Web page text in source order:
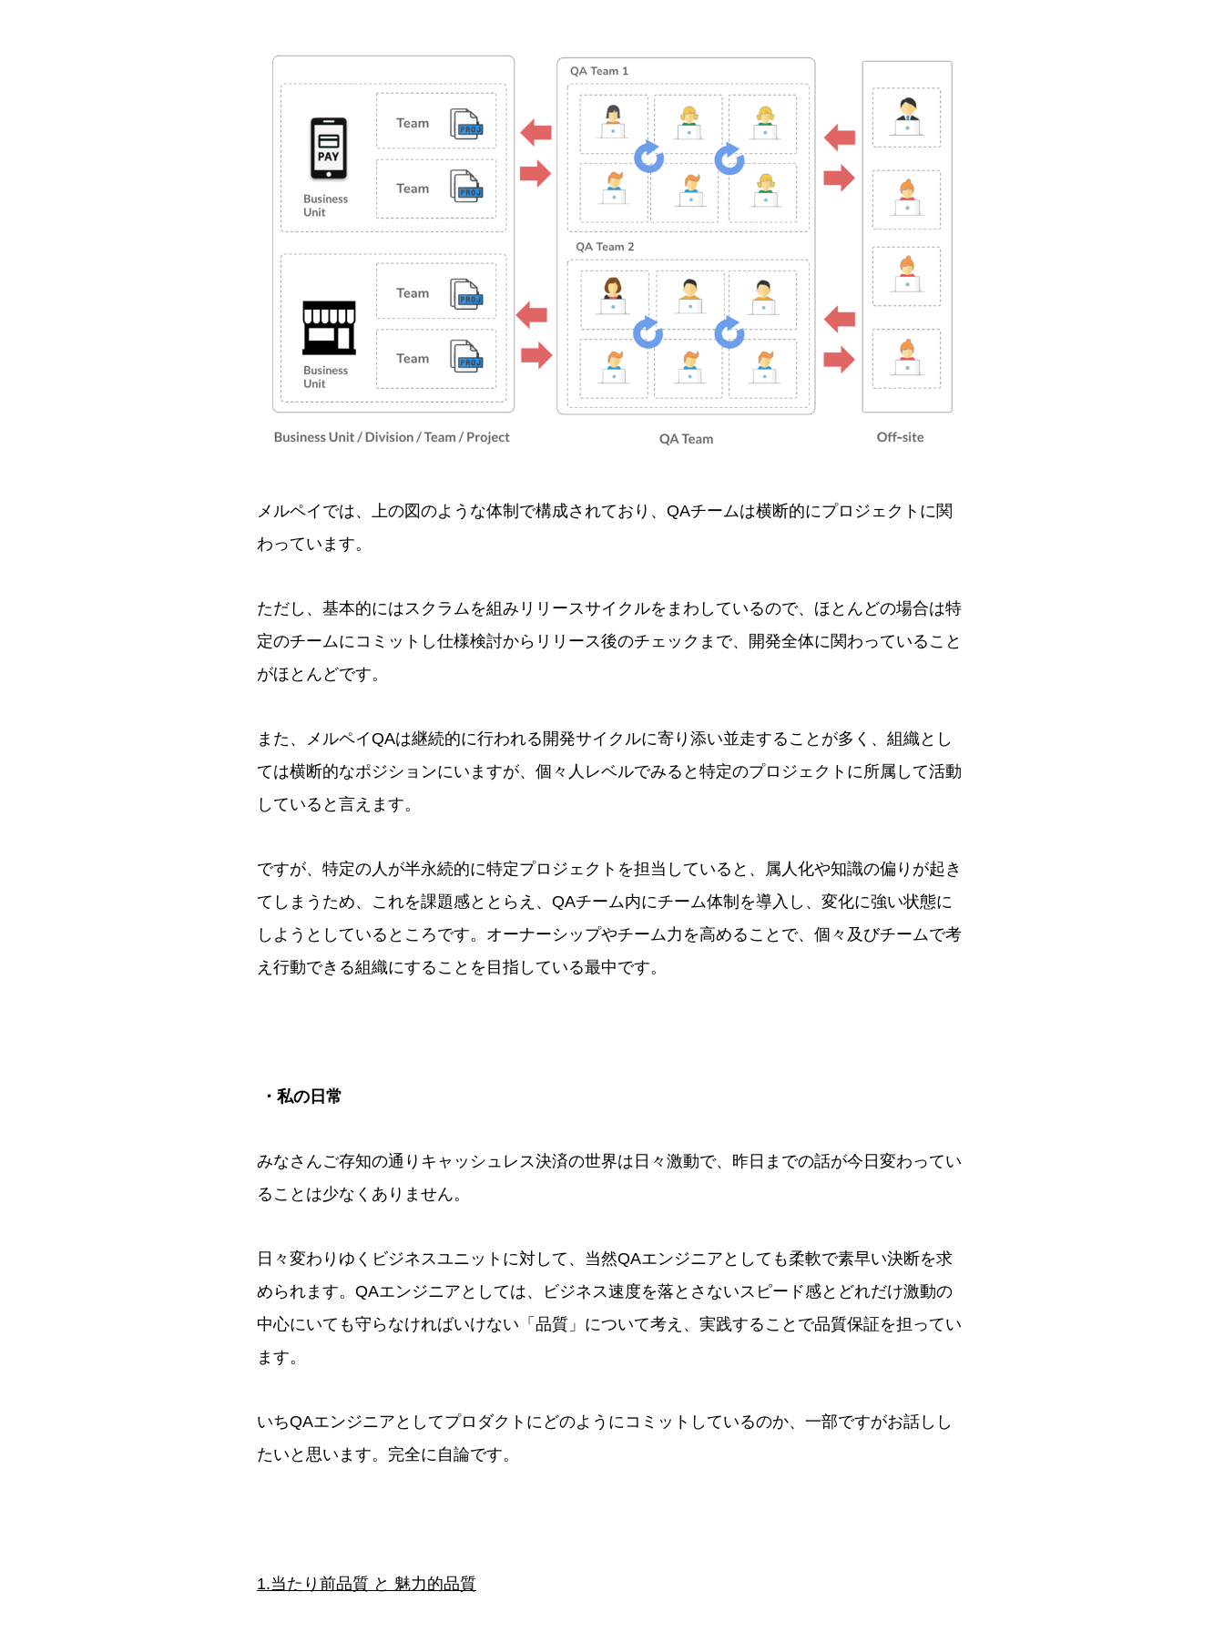
メルペイでは、上の図のような体制で構成されており、QAチームは横断的にプロジェクトに関
わっています。
ただし、基本的にはスクラムを組みリリースサイクルをまわしているので、ほとんどの場合は特
定のチームにコミットし仕様検討からリリース後のチェックまで、開発全体に関わっていること
がほとんどです。
また、メルペイQAは継続的に行われる開発サイクルに寄り添い並走することが多く、組織とし
ては横断的なポジションにいますが、個々人レベルでみると特定のプロジェクトに所属して活動
していると言えます。
ですが、特定の人が半永続的に特定プロジェクトを担当していると、属人化や知識の偏りが起き
てしまうため、これを課題感ととらえ、QAチーム内にチーム体制を導入し、変化に強い状態に
しようとしているところです。オーナーシップやチーム力を高めることで、個々及びチームで考
え行動できる組織にすることを目指している最中です。
・私の日常
みなさんご存知の通りキャッシュレス決済の世界は日々激動で、昨日までの話が今日変わってい
ることは少なくありません。
日々変わりゆくビジネスユニットに対して、当然QAエンジニアとしても柔軟で素早い決断を求
められます。QAエンジニアとしては、ビジネス速度を落とさないスピード感とどれだけ激動の
中心にいても守らなければいけない「品質」について考え、実践することで品質保証を担ってい
ます。
いちQAエンジニアとしてプロダクトにどのようにコミットしているのか、一部ですがお話しし
たいと思います。完全に自論です。
1.当たり前品質 と 魅力的品質